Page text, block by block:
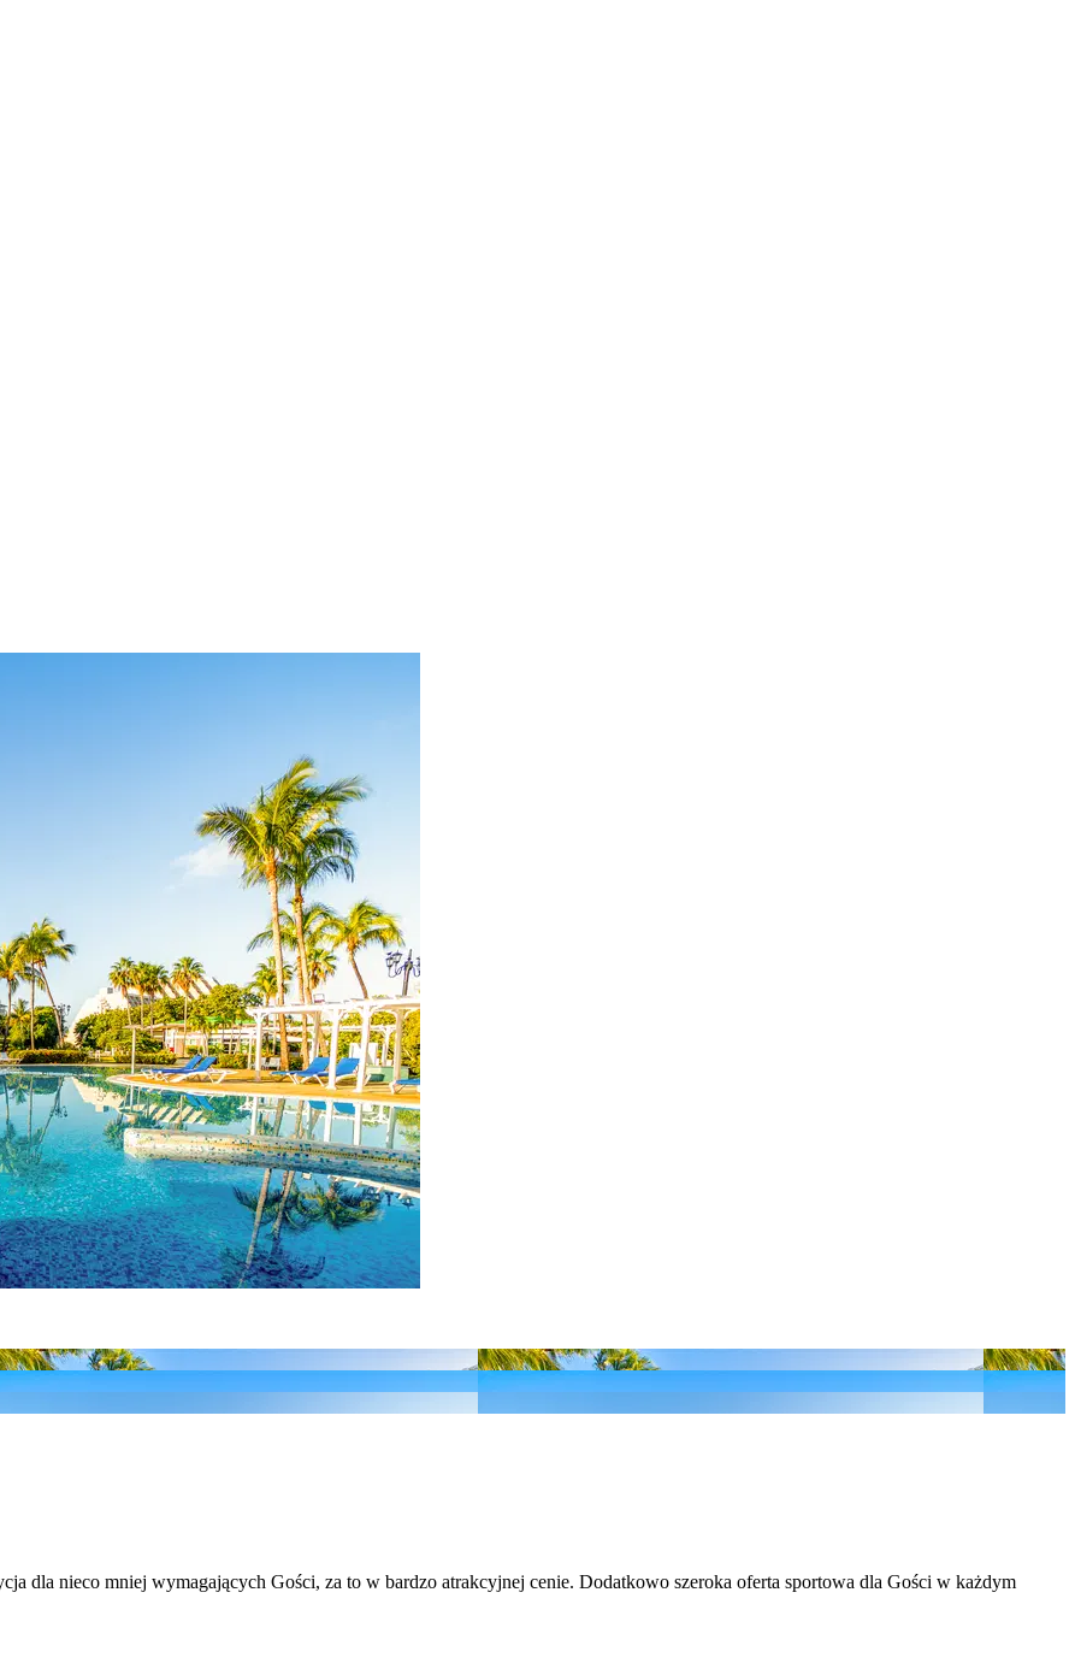
dla nieco mniej wymagających Gości, za to w bardzo atrakcyjnej cenie. Dodatkowo szeroka oferta sportowa dla Gości w każdym